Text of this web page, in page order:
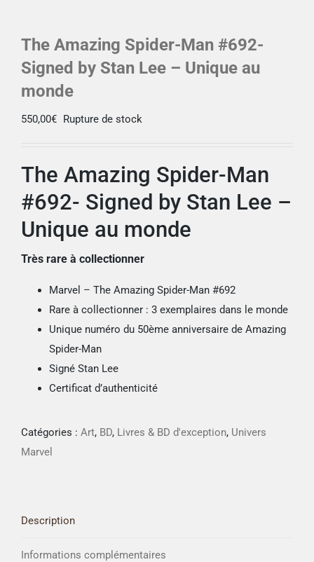
The Amazing Spider-Man #692-
Signed by Stan Lee – Unique au
monde
550,00€ Rupture de stock
The Amazing Spider-Man
#692- Signed by Stan Lee –
Unique au monde
Très rare à collectionner
Marvel – The Amazing Spider-Man #692
Rare à collectionner : 3 exemplaires dans le monde
Unique numéro du 50ème anniversaire de Amazing
Spider-Man
Signé Stan Lee
Certificat d’authenticité
Catégories : Art, BD, Livres & BD d'exception, Univers
Marvel
Description
Informations complémentaires